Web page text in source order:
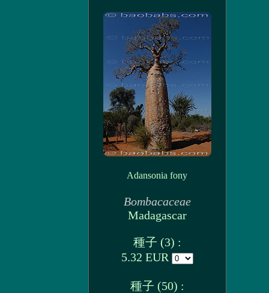
Adansonia fony
Bombacaceae
Madagascar
種子 (3) :
5.32 EUR
種子 (50) :